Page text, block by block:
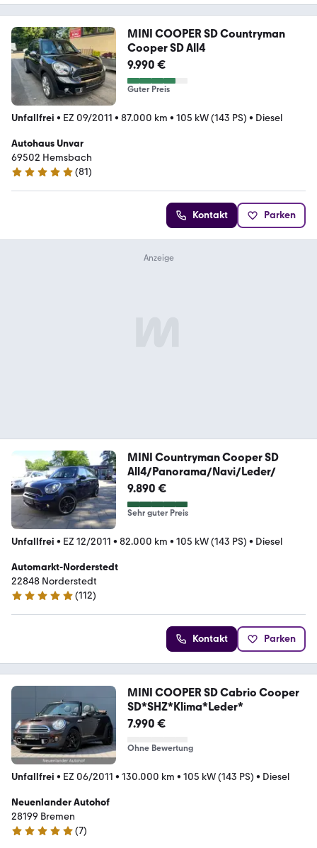
MINI COOPER SD Countryman
Cooper SD All4
9.990 €
Guter Preis
Unfallfrei • EZ 09/2011 • 87.000 km • 105 kW (143 PS) • Diesel
Autohaus Unvar
69502 Hemsbach
5 Sterne
(81)
Kontakt Parken
MINI Countryman Cooper SD
All4/Panorama/Navi/Leder/
9.890 €
Sehr guter Preis
Unfallfrei • EZ 12/2011 • 82.000 km • 105 kW (143 PS) • Diesel
Automarkt-Norderstedt
22848 Norderstedt
4.8 Sterne
(112)
Kontakt Parken
MINI COOPER SD Cabrio Cooper
SD*SHZ*Klima*Leder*
7.990 €
Ohne Bewertung
Unfallfrei • EZ 06/2011 • 130.000 km • 105 kW (143 PS) • Diesel
Neuenlander Autohof
28199 Bremen
5 Sterne
(7)